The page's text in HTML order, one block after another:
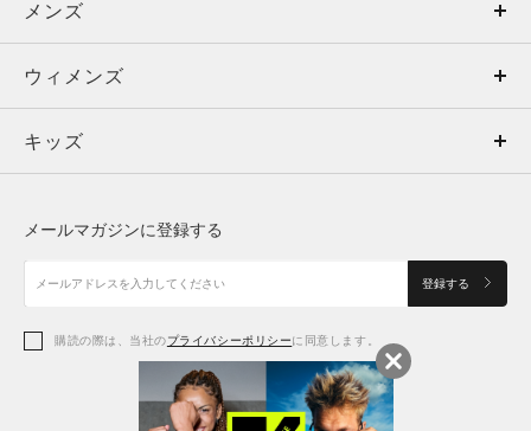
メンズ
ウィメンズ
キッズ
アクセサリー
メンズ
トップス
ボトムス
アクセサリー
ウィメンズ
トップス
シューズ
アクセサリー
キッズ
シューズ
メールマガジンに登録する
登録する
購読の際は、当社のプライバシーポリシーに同意します。